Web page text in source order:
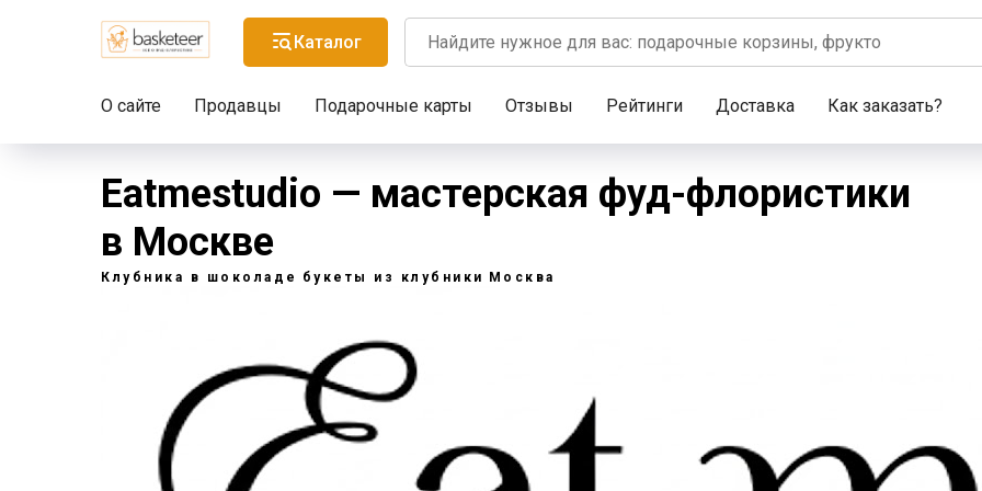
Каталог
О сайте Продавцы Подарочные карты Отзывы Рейтинги Доставка Как заказать?
Eatmestudio — мастерская фуд-флористики
в Москве
Клубника в шоколаде букеты из клубники Москва